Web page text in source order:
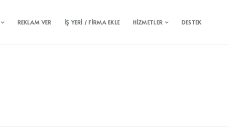
REKLAM VER İŞ YERİ / FİRMA EKLE HİZMETLER DESTEK